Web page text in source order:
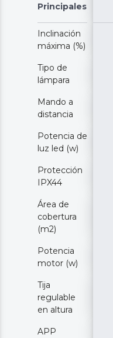
Principales
Inclinación
máxima (%)
Tipo de
lámpara
Mando a
distancia
Potencia de
luz led (w)
Protección
IPX44
Área de
cobertura
(m2)
Potencia
motor (w)
Tija
regulable
en altura
APP